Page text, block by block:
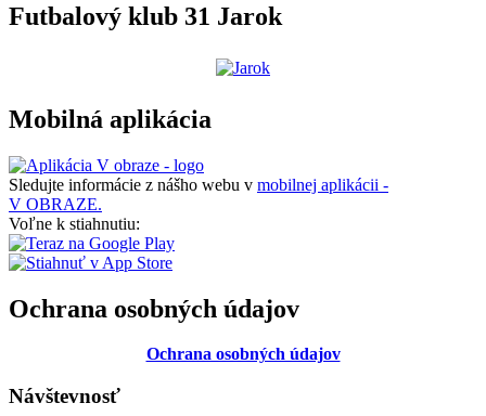
Futbalový klub 31 Jarok
Mobilná aplikácia
Sledujte informácie z nášho webu v mobilnej aplikácii -
V OBRAZE.
Voľne k stiahnutiu:
Ochrana osobných údajov
Ochrana osobných údajov
Návštevnosť